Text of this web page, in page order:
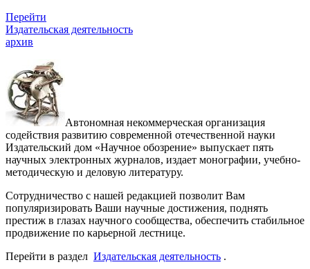
Перейти
Издательская деятельность
архив
Автономная некоммерческая организация
содействия развитию современной отечественной науки
Издательский дом «Научное обозрение» выпускает пять
научных электронных журналов, издает монографии, учебно-
методическую и деловую литературу.
Сотрудничество с нашей редакцией позволит Вам
популяризировать Ваши научные достижения, поднять
престиж в глазах научного сообщества, обеспечить стабильное
продвижение по карьерной лестнице.
Перейти в раздел Издательская деятельность .